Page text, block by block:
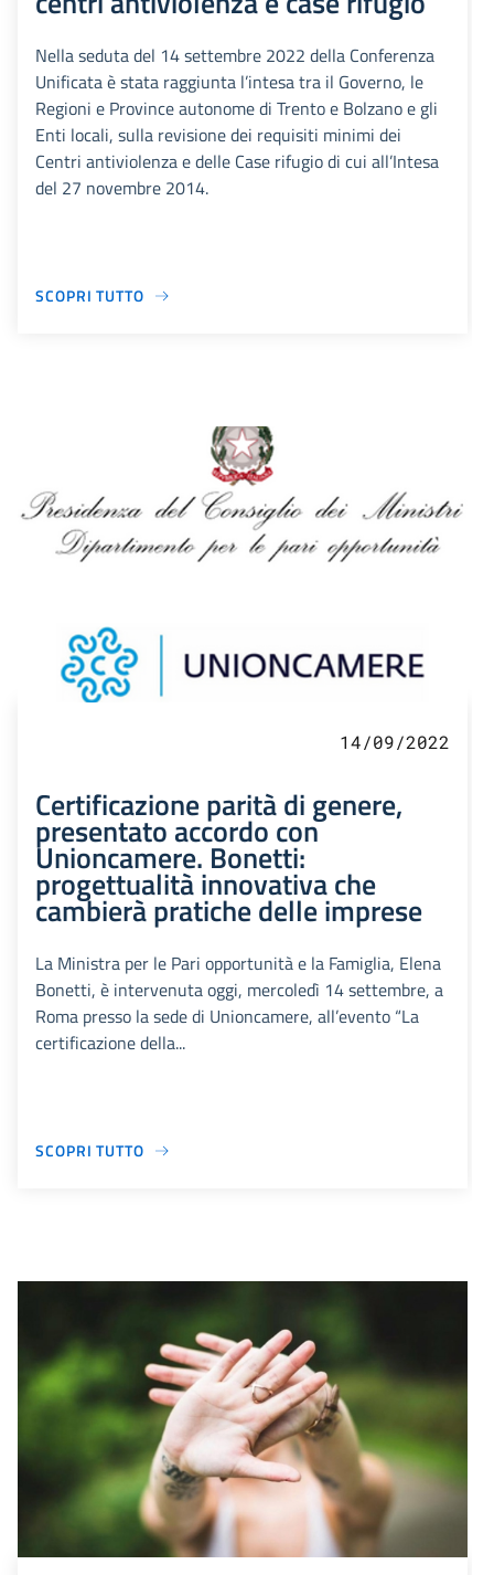
Nella seduta del 14 settembre 2022 della Conferenza
Unificata è stata raggiunta l’intesa tra il Governo, le
Regioni e Province autonome di Trento e Bolzano e gli
Enti locali, sulla revisione dei requisiti minimi dei
Centri antiviolenza e delle Case rifugio di cui all’Intesa
del 27 novembre 2014.
SCOPRI TUTTO
14/09/2022
Certificazione parità di genere,
presentato accordo con
Unioncamere. Bonetti:
progettualità innovativa che
cambierà pratiche delle imprese
La Ministra per le Pari opportunità e la Famiglia, Elena
Bonetti, è intervenuta oggi, mercoledì 14 settembre, a
Roma presso la sede di Unioncamere, all’evento “La
certificazione della...
SCOPRI TUTTO